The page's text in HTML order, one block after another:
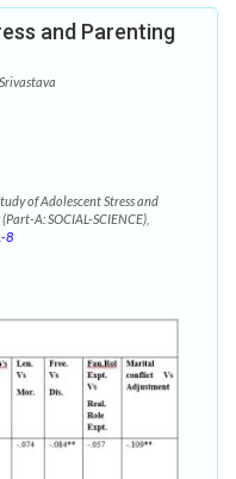
and Parenting
of Adolescent Stress and
A: SOCIAL-SCIENCE),
8